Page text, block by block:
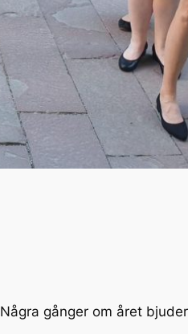
Några gånger om året